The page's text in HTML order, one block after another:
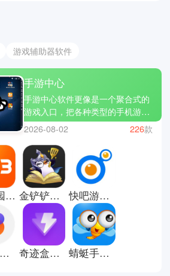
游戏辅助器软件
手游中心
手游中心软件更像是一个聚合式的
游戏入口，把各种类型的手机游戏
集中整理在同一个平台里，方便用
户快速找到想玩的内容。从热门竞
技到休闲解压，再到新上线的小众
作品，都能在分类推荐中被看到。
它通常会提供下载管理、更新提醒
以及游戏排行等功能，让玩家不用
在多个应用商店之间来回切换。对
于喜欢尝试新游戏的人来说，这类
软件更像一个“游戏导航站”，既节
省时间，也能更快发现适合自己的
手游体验。这里有些手游中心软件
推荐；奇迹盒子，Vivo游戏中心和
2026-08-02 226款
233乐园正版 金铲铲助手安卓版 快吧游戏盒手机版
魅族游戏中心安卓版 奇迹盒子正版 蜻蜓手游网安卓手游下载站